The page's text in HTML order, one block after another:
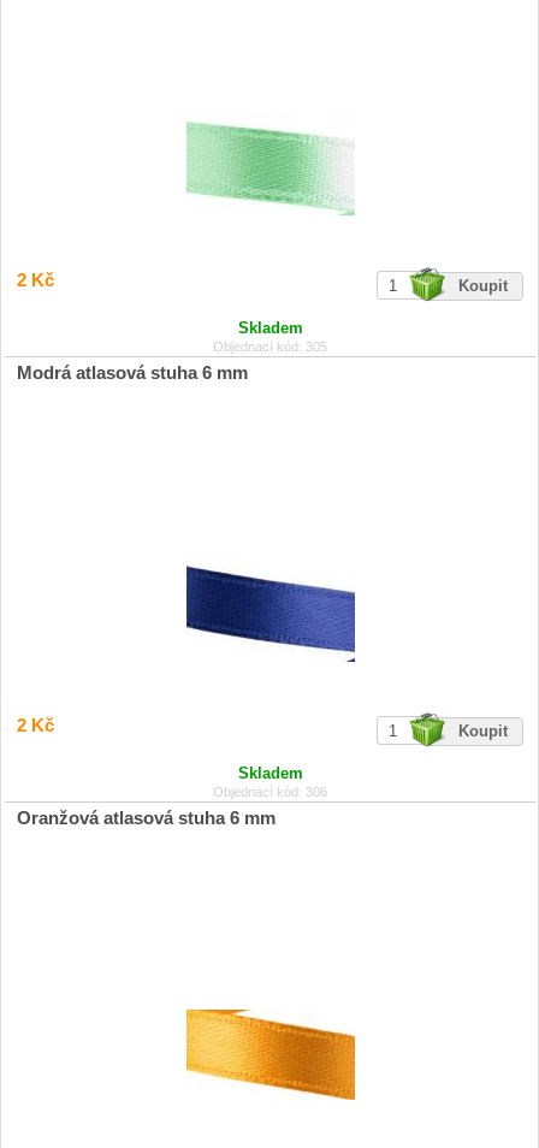
2 Kč
Skladem
Objednací kód: 305
Modrá atlasová stuha 6 mm
2 Kč
Skladem
Objednací kód: 306
Oranžová atlasová stuha 6 mm